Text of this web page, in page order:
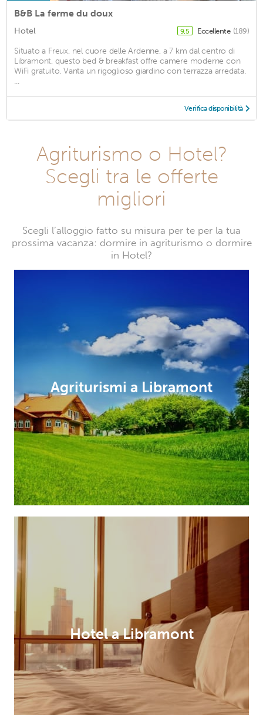
B&B La ferme du doux
Hotel 9,5 Eccellente (189)
Situato a Freux, nel cuore delle Ardenne, a 7 km dal centro di
Libramont, questo bed & breakfast offre camere moderne con
WiFi gratuito. Vanta un rigoglioso giardino con terrazza arredata.
...
Verifica disponibilità
Agriturismo o Hotel?
Scegli tra le offerte
migliori
Scegli l’alloggio fatto su misura per te per la tua
prossima vacanza: dormire in agriturismo o dormire
in Hotel?
Agriturismi a Libramont
Hotel a Libramont